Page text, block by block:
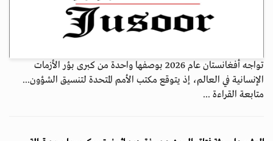
تواجه أفغانستان عام 2026 بوصفها واحدة من كبرى بؤر الأزمات
الإنسانية في العالم، إذ يتوقع مكتب الأمم المتحدة لتنسيق الشؤون...
متابعة القراءة ...